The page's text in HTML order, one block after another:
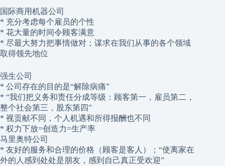
国际商用机器公司
* 充分考虑每个雇员的个性
* 花大量的时间令顾客满意
* 尽最大努力把事情做对；谋求在我们从事的各个领域
取得领先地位
强生公司
* 公司存在的目的是“解除病痛”
* “我们把义务和责任分成等级：顾客第一，雇员第二，
整个社会第三，股东第四”
* 视贡献不同，个人机遇和所得报酬也不同
* 权力下放=创造力=生产率
马里奥特公司
* 友好的服务和合理的价格（顾客是客人）；“使离家在
外的人感到处处是朋友，感到自己真正受欢迎”